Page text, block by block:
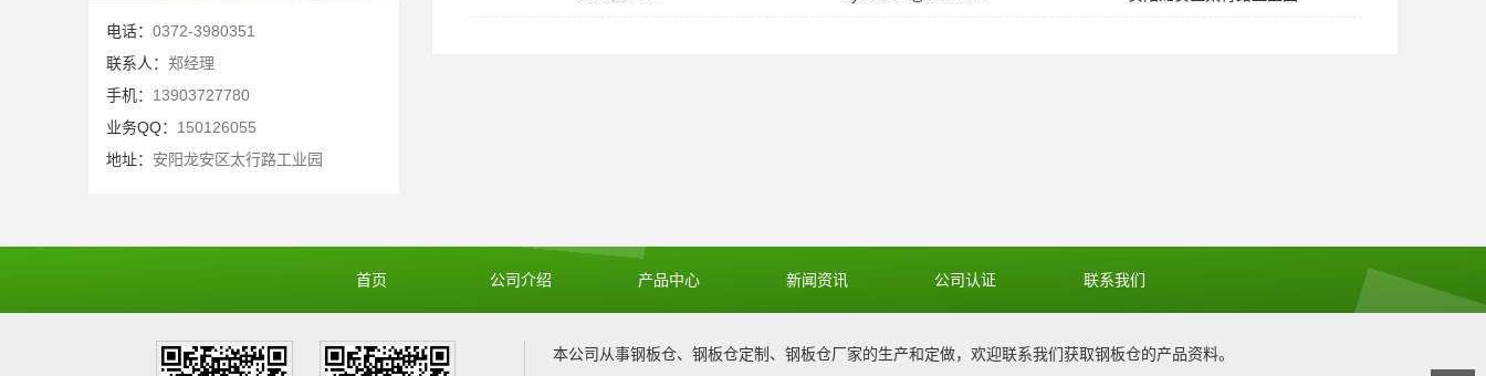
电话： 0372-3980351
联系人： 郑经理
手机： 13903727780
业务QQ： 150126055
地址： 安阳龙安区太行路工业园
首页 公司介绍 产品中心 新闻资讯 公司认证 联系我们
本公司从事钢板仓、 钢板仓定制 、 钢板仓厂家的生产和定做，欢迎联系我们获取钢板仓的产品资料。